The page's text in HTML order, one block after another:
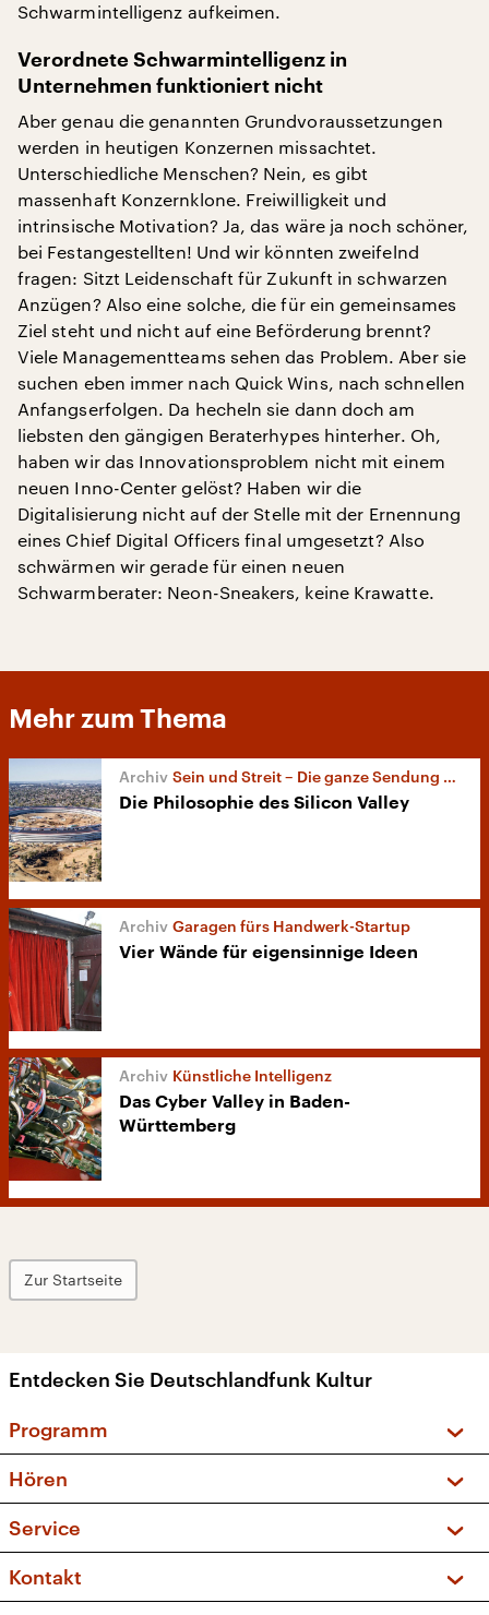
Schwarmintelligenz aufkeimen.
Verordnete Schwarmintelligenz in
Unternehmen funktioniert nicht
Aber genau die genannten Grundvoraussetzungen
werden in heutigen Konzernen missachtet.
Unterschiedliche Menschen? Nein, es gibt
massenhaft Konzernklone. Freiwilligkeit und
intrinsische Motivation? Ja, das wäre ja noch schöner,
bei Festangestellten! Und wir könnten zweifelnd
fragen: Sitzt Leidenschaft für Zukunft in schwarzen
Anzügen? Also eine solche, die für ein gemeinsames
Ziel steht und nicht auf eine Beförderung brennt?
Viele Managementteams sehen das Problem. Aber sie
suchen eben immer nach Quick Wins, nach schnellen
Anfangserfolgen. Da hecheln sie dann doch am
liebsten den gängigen Beraterhypes hinterher. Oh,
haben wir das Innovationsproblem nicht mit einem
neuen Inno-Center gelöst? Haben wir die
Digitalisierung nicht auf der Stelle mit der Ernennung
eines Chief Digital Officers final umgesetzt? Also
schwärmen wir gerade für einen neuen
Schwarmberater: Neon-Sneakers, keine Krawatte.
Mehr zum Thema
Sein und Streit – Die ganze Sendung vom 2. Juli 2017
Die Philosophie des Silicon Valley
Garagen fürs Handwerk-Startup
Vier Wände für eigensinnige Ideen
Künstliche Intelligenz
Das Cyber Valley in Baden-
Württemberg
Zur Startseite
Entdecken Sie Deutschlandfunk Kultur
Programm
Sendungen und Podcasts
Musikliste
Kakadu – Das Kinderprogramm
Hören
Frequenzen (UKW + DAB+)
Service
FAQ
Apps
Kontakt